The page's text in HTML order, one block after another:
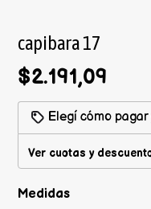
capibara 17
$2.191,09
Elegí cómo
Ver cuotas y
Medidas